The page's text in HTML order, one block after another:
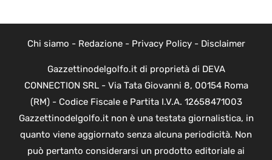
Chi siamo - Redazione- Privacy Policy- Disclaimer
Gazzettinodelgolfo.it di proprietà di DEVA
CONNECTION SRL - Via Tata Giovanni 8, 00154 Roma
(RM) - Codice Fiscale e Partita I.V.A. 12658471003
Gazzettinodelgolfo.it non è una testata giornalistica, in
quanto viene aggiornato senza alcuna periodicità. Non
può pertanto considerarsi un prodotto editoriale ai